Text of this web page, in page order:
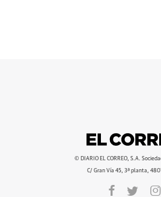
© DIARIO EL CORREO, S.A.
C/ Gran Vía 45, 3ª planta,